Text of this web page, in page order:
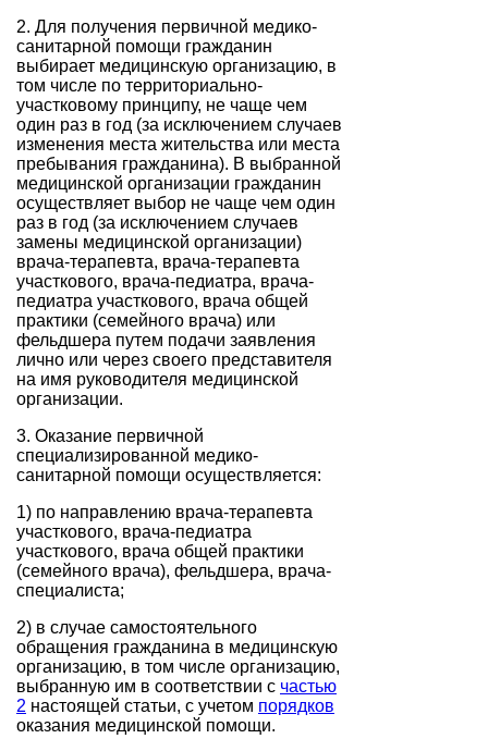
2. Для получения первичной медико-
санитарной помощи гражданин
выбирает медицинскую организацию, в
том числе по территориально-
участковому принципу, не чаще чем
один раз в год (за исключением случаев
изменения места жительства или места
пребывания гражданина). В выбранной
медицинской организации гражданин
осуществляет выбор не чаще чем один
раз в год (за исключением случаев
замены медицинской организации)
врача-терапевта, врача-терапевта
участкового, врача-педиатра, врача-
педиатра участкового, врача общей
практики (семейного врача) или
фельдшера путем подачи заявления
лично или через своего представителя
на имя руководителя медицинской
организации.
3. Оказание первичной
специализированной медико-
санитарной помощи осуществляется:
1) по направлению врача-терапевта
участкового, врача-педиатра
участкового, врача общей практики
(семейного врача), фельдшера, врача-
специалиста;
2) в случае самостоятельного
обращения гражданина в медицинскую
организацию, в том числе организацию,
выбранную им в соответствии с частью
2 настоящей статьи, с учетом порядков
оказания медицинской помощи.